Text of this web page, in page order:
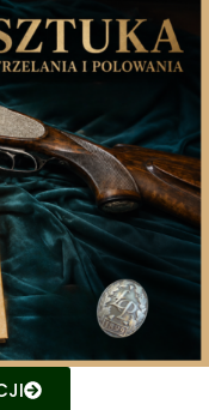
w niedalekiej
do trzeciego